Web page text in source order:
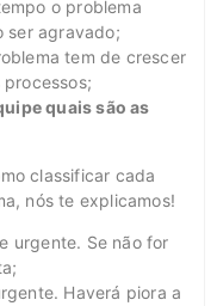
o problema
ser agravado;
tem de crescer
quais são as
classificar cada
nós te explicamos!
urgente. Se não for
Haverá piora a